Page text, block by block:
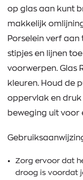
op glas aan kunt
makkelijk
Porselein verf aan
stipjes en lijnen
voorwerpen. Glas
kleuren. Houd de
oppervlak en druk
beweging uit voor
Zorg ervoor dat
droog is voordat